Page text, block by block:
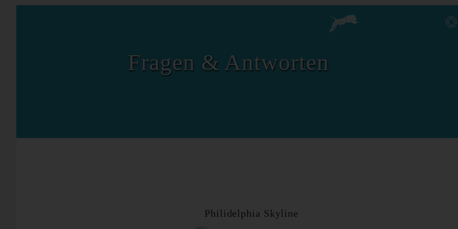
Fragen & Antworten
Philidelphia Skyline